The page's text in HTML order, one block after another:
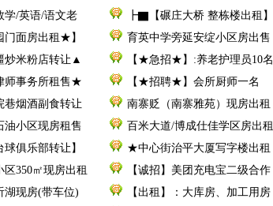
学/英语/语文老
┣▇【碾庄大桥 整栋楼出租】
面房出租★】
育英中学旁延安绽小区房出售
炒米粉店转让▲
【★急招★】:养老护理员10名
师事务所租售★
【★招聘★】会所厨师一名
巷烟酒副食转让
南寨贬（南寨雅苑）现房出租
小区现房租售
百米大道/博成仕佳学区房出租
俱乐部转让】
★中心街治平大厦写字楼出租
350㎡现房出租
【诚招】美团充电宝二级合作
湖现房(带车位)
【出租】：大库房、加工用房